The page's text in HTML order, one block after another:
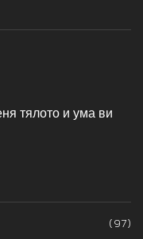
тялото и ума ви
(97)